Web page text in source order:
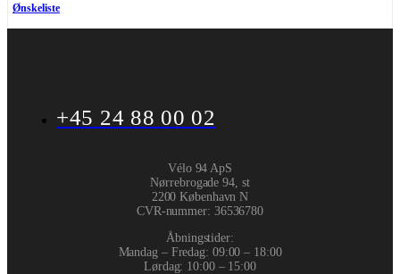
Ønskeliste
+45 24 88 00 02
Vélo 94 ApS
Nørrebrogade 94, st
2200 København N
CVR-nummer: 36536780
Åbningstider:
Mandag – Fredag: 09:00 – 18:00
Lørdag: 10:00 – 15:00